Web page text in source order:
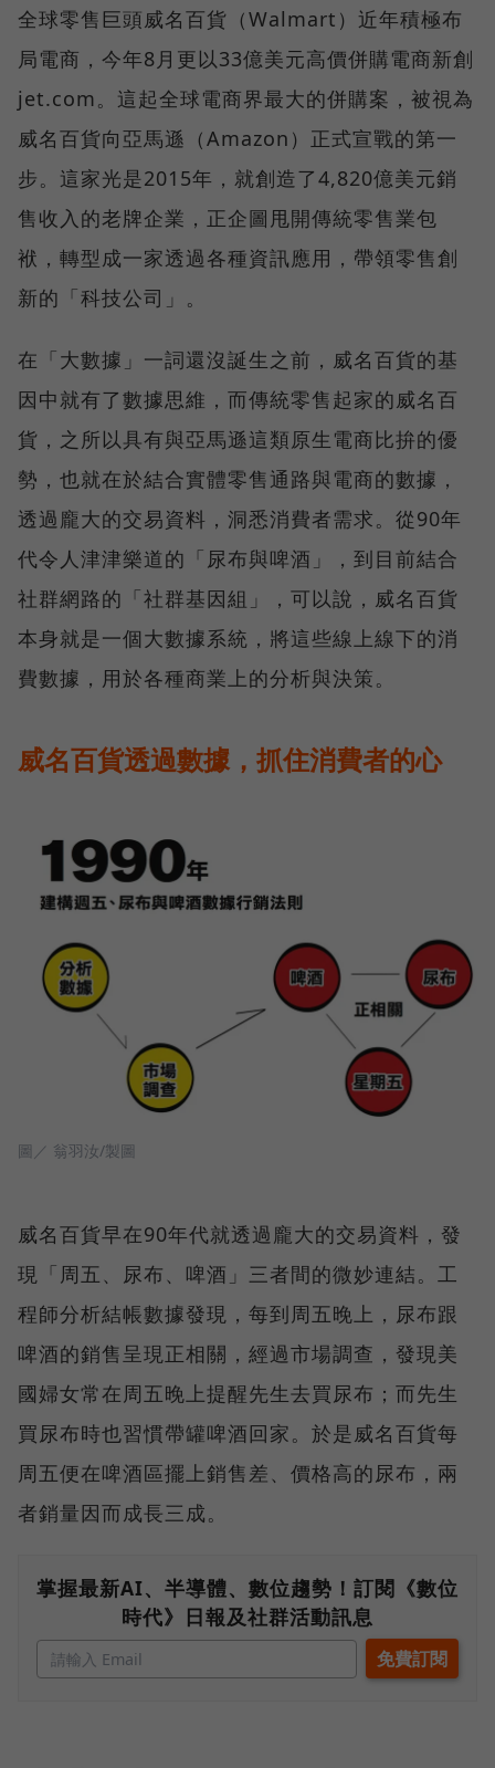
全球零售巨頭威名百貨（Walmart）近年積極布
局電商，今年8月更以33億美元高價併購電商新創
jet.com。這起全球電商界最大的併購案，被視為
威名百貨向亞馬遜（Amazon）正式宣戰的第一
步。這家光是2015年，就創造了4,820億美元銷
售收入的老牌企業，正企圖甩開傳統零售業包
袱，轉型成一家透過各種資訊應用，帶領零售創
新的「科技公司」。
在「大數據」一詞還沒誕生之前，威名百貨的基
因中就有了數據思維，而傳統零售起家的威名百
貨，之所以具有與亞馬遜這類原生電商比拚的優
勢，也就在於結合實體零售通路與電商的數據，
透過龐大的交易資料，洞悉消費者需求。從90年
代令人津津樂道的「尿布與啤酒」，到目前結合
社群網路的「社群基因組」，可以說，威名百貨
本身就是一個大數據系統，將這些線上線下的消
費數據，用於各種商業上的分析與決策。
威名百貨透過數據，抓住消費者的心
圖／ 翁羽汝/製圖
威名百貨早在90年代就透過龐大的交易資料，發
現「周五、尿布、啤酒」三者間的微妙連結。工
程師分析結帳數據發現，每到周五晚上，尿布跟
啤酒的銷售呈現正相關，經過市場調查，發現美
國婦女常在周五晚上提醒先生去買尿布；而先生
買尿布時也習慣帶罐啤酒回家。於是威名百貨每
周五便在啤酒區擺上銷售差、價格高的尿布，兩
者銷量因而成長三成。
掌握最新AI、半導體、數位趨勢！訂閱《數位
時代》日報及社群活動訊息